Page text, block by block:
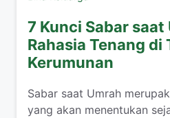
7 Kunci Sabar saat
Rahasia Tenang di
Kerumunan
​Sabar saat Umrah
yang akan menentukan